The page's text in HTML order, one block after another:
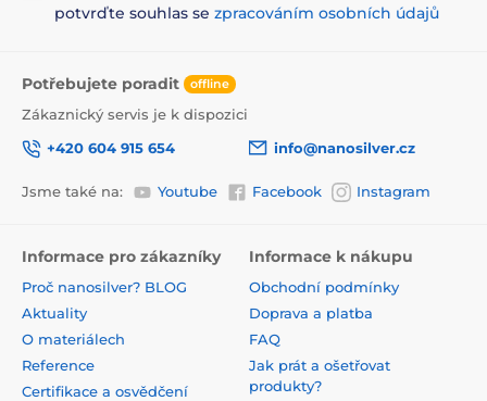
potvrďte souhlas se zpracováním osobních údajů
Potřebujete poradit offline
Zákaznický servis je k dispozici
+420 604 915 654
info@nanosilver.cz
Jsme také na: Youtube Facebook Instagram
Informace pro zákazníky
Proč nanosilver? BLOG
Aktuality
O materiálech
Reference
Certifikace a osvědčení
Informace k nákupu
Obchodní podmínky
Doprava a platba
FAQ
Jak prát a ošetřovat
produkty?